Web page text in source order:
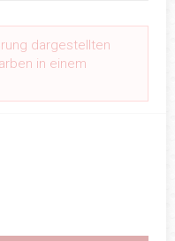
dargestellten
in einem